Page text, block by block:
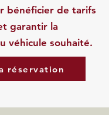
bénéficier de tarifs
garantir la
véhicule souhaité.
réservation